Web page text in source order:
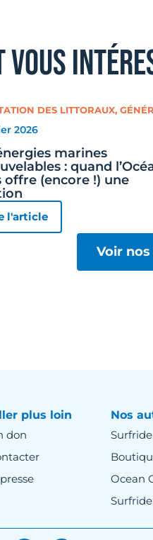
vous
DES LITTORAUX,
2026
marines
: quand
offre (encore !) une
l'article
Voir
plus loin
don
Nos
Ocean